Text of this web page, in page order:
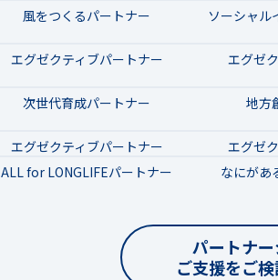
風をつくるパートナー ソーシャル
エグゼクティブパートナー
エグゼ
次世代育成パートナー
地方
エグゼクティブパートナー エグゼ
ALL for LONGLIFEパートナー
なにがあ
パートナー
ご支援をご